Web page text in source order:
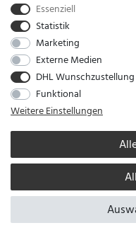
Unser Unternehmen sammelt über
Bewertungen. SHOPVOTE setzt
Bewertungen zu verifizieren.
SHOPVOTE finden Sie hier.
* Alle Preise verstehen sich inkl.
Kettenshop / Alle Rechte
Essenziell
Statistik
Marketing
Externe Medien
DHL Wunschzustellung
Funktional
Weitere Einstellungen